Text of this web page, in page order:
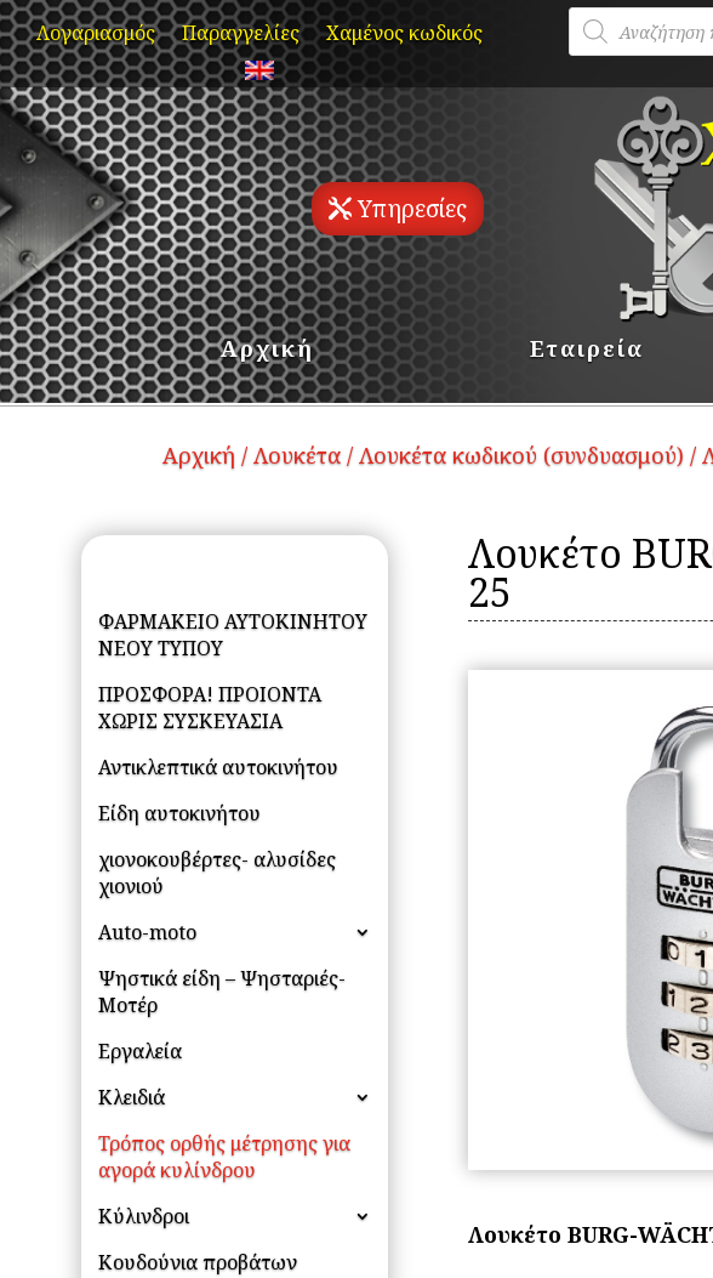
Skip
to
content
Λογαριασμός Παραγγελίες Χαμένος κωδικός
Products
search
Υπηρεσίες
Αρχική Εταιρεία
Αρχική /Λουκέτα /Λουκέτα κωδικού (συνδυασμού) /
ΦΑΡΜΑΚΕΙΟ ΑΥΤΟΚΙΝΗΤΟΥ
ΝΕΟΥ ΤΥΠΟΥ
ΠΡΟΣΦΟΡΑ! ΠΡΟΙΟΝΤΑ
ΧΩΡΙΣ ΣΥΣΚΕΥΑΣΙΑ
Αντικλεπτικά αυτοκινήτου
Είδη αυτοκινήτου
χιονοκουβέρτες- αλυσίδες
χιονιού
Auto-moto
Ψηστικά είδη – Ψησταριές-
Μοτέρ
Εργαλεία
Κλειδιά
Τρόπος ορθής μέτρησης για
αγορά κυλίνδρου
Κύλινδροι
Κουδούνια προβάτων
Λουκέτο
25
Λουκέτο BURG-